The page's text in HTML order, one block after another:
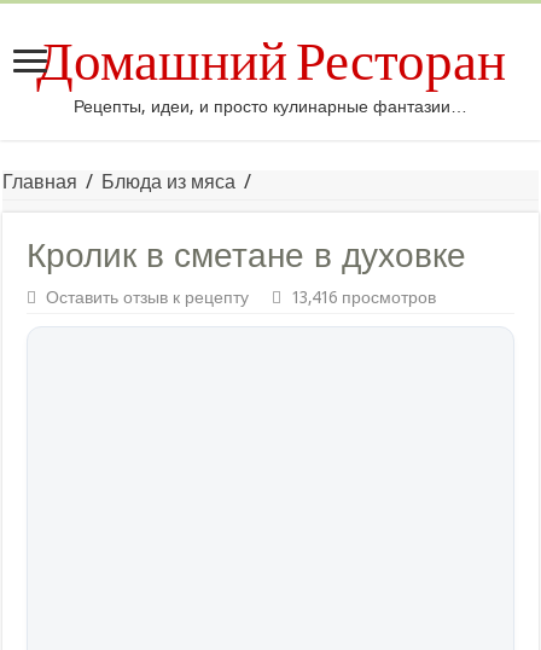
Домашний Ресторан
Рецепты, идеи, и просто кулинарные фантазии…
Главная / Блюда из мяса /
Кролик в сметане в духовке
Оставить отзыв к рецепту 13,416 просмотров